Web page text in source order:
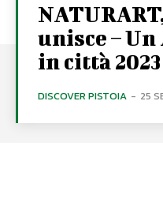
unisce –
in città 2023
DISCOVER PISTOIA - 25